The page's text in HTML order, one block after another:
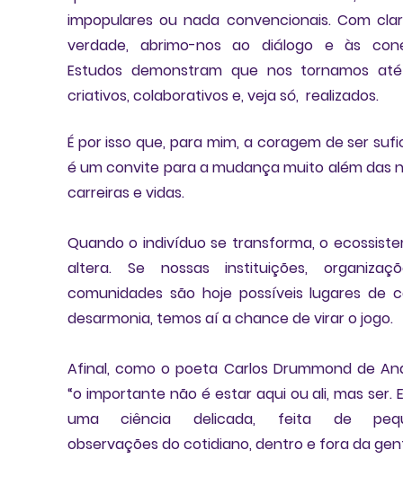
impopulares ou nada convencionais. Com
Estudos demonstram que nos tornamos
criativos, colaborativos e, veja só,  realizados.
É por isso que, para mim, a coragem de ser
é um convite para a mudança muito além das
carreiras e vidas.
Quando o indivíduo se transforma, o
altera. Se nossas instituições,
comunidades são hoje possíveis lugares de
desarmonia, temos aí a chance de virar o jogo.
Afinal, como o poeta Carlos Drummond de
“o importante não é estar aqui ou ali, mas ser.
uma ciência delicada, feita de
observações do cotidiano, dentro e fora da